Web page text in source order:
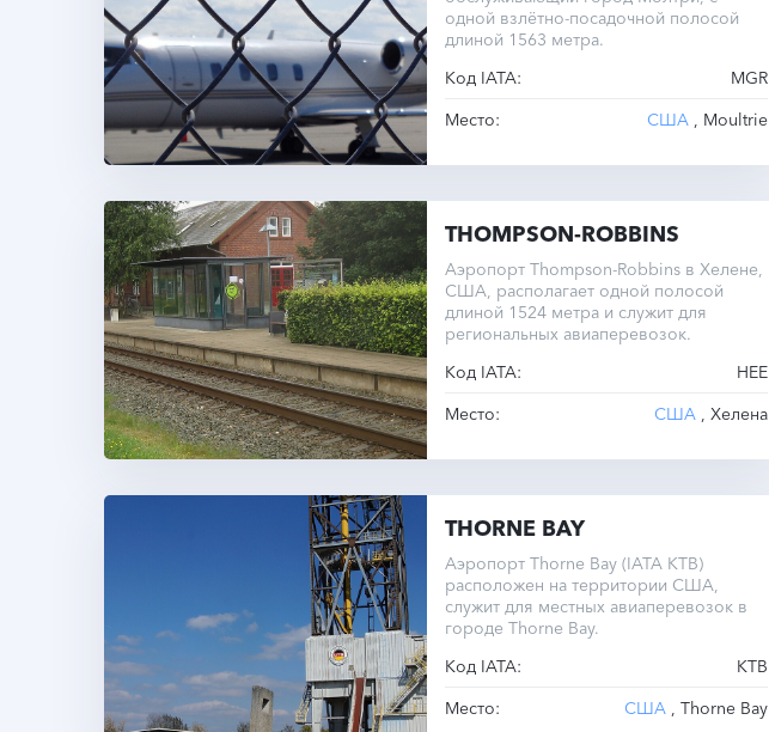
одной взлётно-посадочной полосой
длиной 1563 метра.
Код IATA:
MGR
Место:
США , Moultrie
THOMPSON-ROBBINS
Аэропорт Thompson-Robbins в Хелене,
США, располагает одной полосой
длиной 1524 метра и служит для
региональных авиаперевозок.
Код IATA:
HEE
Место:
США , Хелена
THORNE BAY
Аэропорт Thorne Bay (IATA KTB)
расположен на территории США,
служит для местных авиаперевозок в
городе Thorne Bay.
Код IATA:
KTB
Место:
США , Thorne Bay